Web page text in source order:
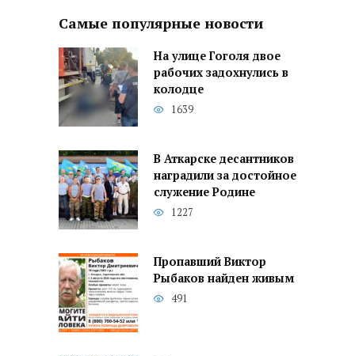
Самые популярные новости
На улице Гоголя двое
рабочих задохнулись в
колодце
1639
В Аткарске десантников
наградили за достойное
служение Родине
1227
Пропавший Виктор
Рыбаков найден живым
491